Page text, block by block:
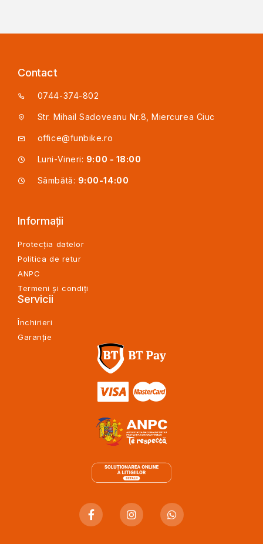
Contact
0744-374-802
Str. Mihail Sadoveanu Nr.8, Miercurea Ciuc
office@funbike.ro
Luni-Vineri: 9:00 - 18:00
Sâmbătă: 9:00-14:00
Informații
Protecția datelor
Politica de retur
ANPC
Termeni și condiți
Servicii
Închirieri
Garanție